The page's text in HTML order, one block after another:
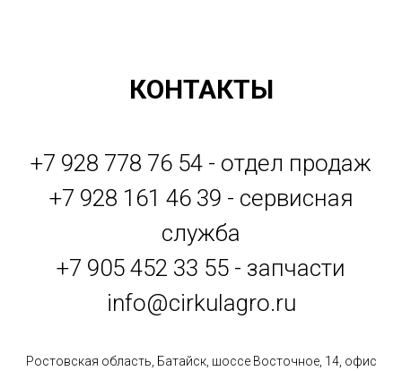
КОНТАКТЫ
+7 928 778 76 54 - отдел продаж
+7 928 161 46 39 - сервисная
служба
+7 905 452 33 55 - запчасти
info@cirkulagro.ru
Ростовская область, Батайск, шоссе Восточное, 14, офис